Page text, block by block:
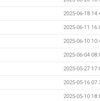
2025-06-18
2025-06-11
2025-06-10
2025-06-04
2025-05-27
2025-05-16
2025-05-10